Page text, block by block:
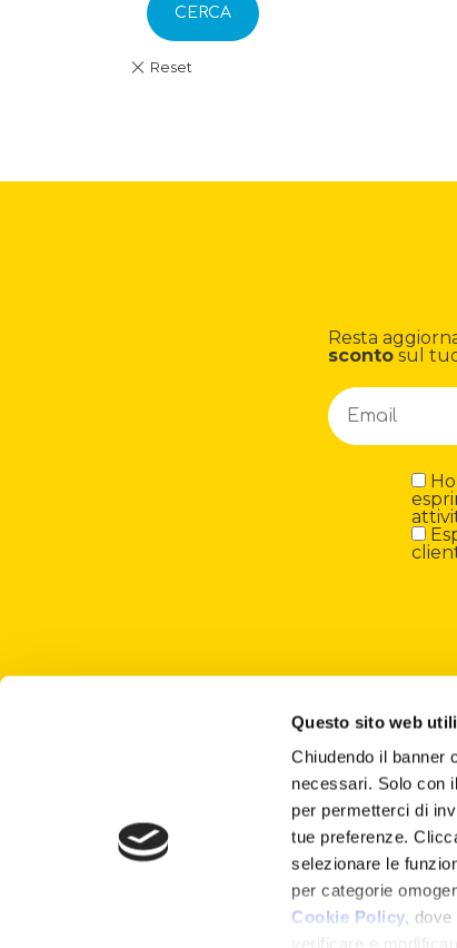
Questo sito web
Chiudendo il banner
necessari. Solo con il
per permetterci di
tue preferenze.
selezionare le
per categorie
Cookie Policy,
verificare e
CERCA
Resta
sconto sul
Lisciani TV